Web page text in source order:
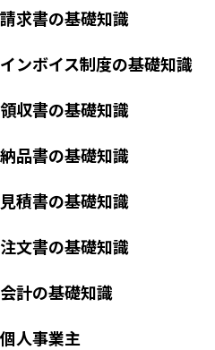
請求書の基礎知識
インボイス制度の基礎知識
領収書の基礎知識
納品書の基礎知識
見積書の基礎知識
注文書の基礎知識
会計の基礎知識
個人事業主